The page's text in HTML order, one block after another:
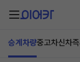
승계차량중고차신차